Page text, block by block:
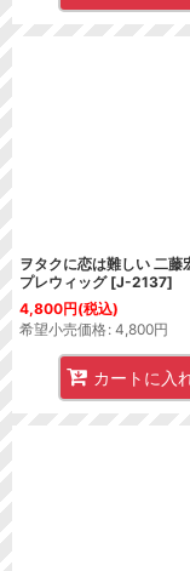
ヲタクに恋は難しい 二藤
プレウィッグ [J-2137]
4,800円(税込)
希望小売価格: 4,800円
カートに入